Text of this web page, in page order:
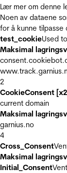
Lær mer om denne
Noen av dataene
for å kunne
test_cookieUsed
Maksimal
2
CookieConsent
current domain
Maksimal
garnius.no
4
Cross_Consent
Maksimal
Initial_Consent